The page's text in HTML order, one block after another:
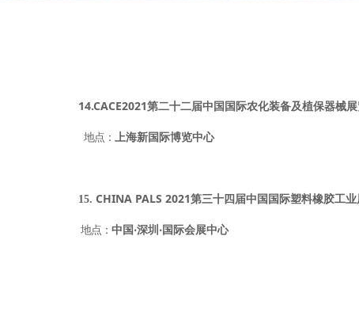
14.CACE2021第二十二届中国国际农化装备及植保器械
地点： 上海新国际博览中心
15. CHINA PALS 2021第三十四届中国国际塑料橡胶工
地点： 中国 ‧深圳 ‧国际会展中心